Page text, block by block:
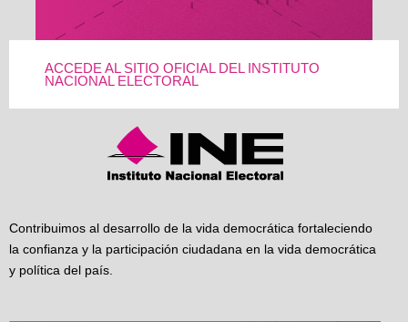
ACCEDE AL SITIO OFICIAL DEL INSTITUTO
NACIONAL ELECTORAL
Contribuimos al desarrollo de la vida democrática fortaleciendo
la confianza y la participación ciudadana en la vida democrática
y política del país.